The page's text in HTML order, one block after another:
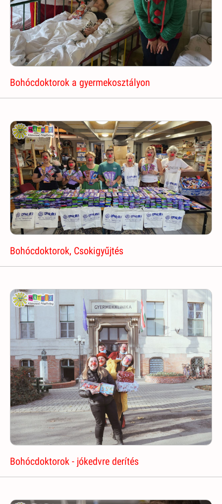
Bohócdoktorok a gyermekosztályon
Bohócdoktorok, Csokigyűjtés
Bohócdoktorok - jókedvre derítés